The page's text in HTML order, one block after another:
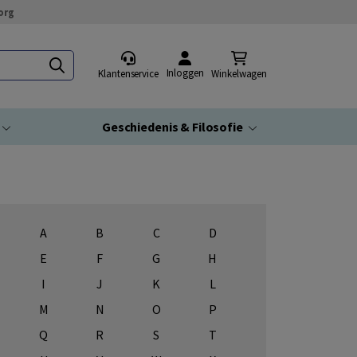
Klantenservice Inloggen Winkelwagen
Geschiedenis & Filosofie
A B C
D
E
F G
H
I
J K
L
M
N O
P
Q
R S
T